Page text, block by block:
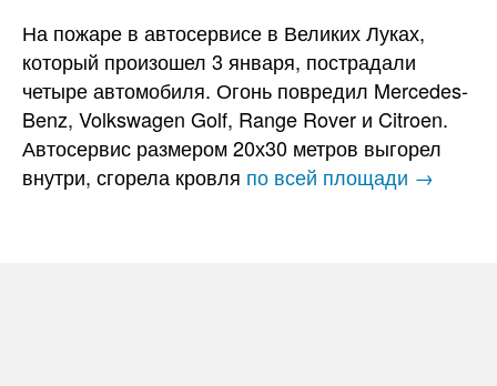
На пожаре в автосервисе в Великих Луках,
который произошел 3 января, пострадали
четыре автомобиля. Огонь повредил Mercedes-
Benz, Volkswagen Golf, Range Rover и Citroen.
Автосервис размером 20х30 метров выгорел
внутри, сгорела кровля по всей площади →